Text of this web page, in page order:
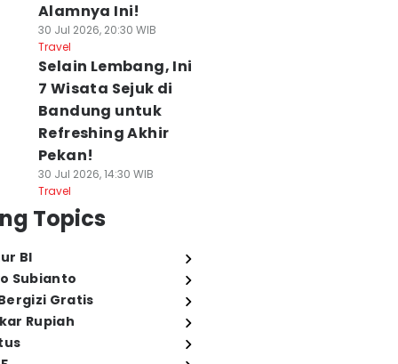
Alamnya Ini!
30 Jul 2026, 20:30 WIB
Travel
Selain Lembang, Ini
7 Wisata Sejuk di
Bandung untuk
Refreshing Akhir
Pekan!
30 Jul 2026, 14:30 WIB
Travel
Topics
BI
Subianto
Gratis
Rupiah